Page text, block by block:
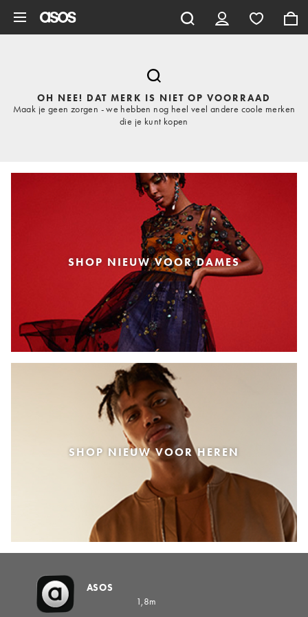
OH NEE! DAT MERK IS NIET OP VOORRAAD
Maak je geen zorgen - we hebben nog heel veel andere coole merken
die je kunt kopen
SHOP NIEUW VOOR DAMES
SHOP NIEUW VOOR HEREN
ASOS
1,8m